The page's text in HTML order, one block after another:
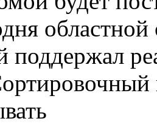
поддержал